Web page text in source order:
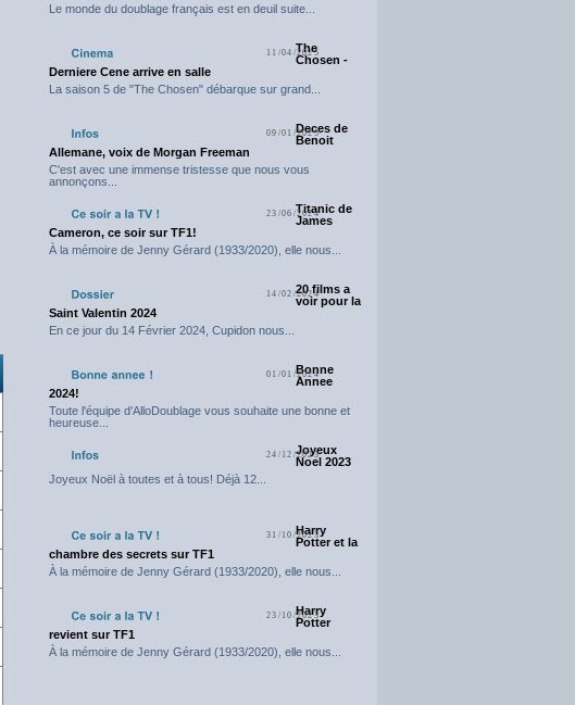
Le monde du doublage français est en deuil suite...
11/04/2025
The
Chosen -
Derniere Cene arrive en salle
La saison 5 de "The Chosen" débarque sur grand...
09/01/2025Deces de
Benoit
Allemane, voix de Morgan Freeman
C'est avec une immense tristesse que nous vous
annonçons...
23/06/2024Titanic de
James
Cameron, ce soir sur TF1!
À la mémoire de Jenny Gérard (1933/2020), elle nous...
14/02/202420 films a
voir pour la
Saint Valentin 2024
En ce jour du 14 Février 2024, Cupidon nous...
01/01/2024
Bonne
Annee
2024!
Toute l'équipe d'AlloDoublage vous souhaite une bonne et
heureuse...
24/12/2023
Joyeux
Noel 2023
Joyeux Noël à toutes et à tous! Déjà 12...
31/10/2023
Harry
Potter et la
chambre des secrets sur TF1
À la mémoire de Jenny Gérard (1933/2020), elle nous...
23/10/2023
Harry
Potter
revient sur TF1
À la mémoire de Jenny Gérard (1933/2020), elle nous...